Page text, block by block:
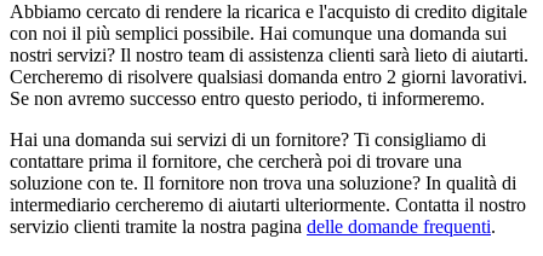
Abbiamo cercato di rendere la ricarica e l'acquisto di credito digitale
con noi il più semplici possibile. Hai comunque una domanda sui
nostri servizi? Il nostro team di assistenza clienti sarà lieto di aiutarti.
Cercheremo di risolvere qualsiasi domanda entro 2 giorni lavorativi.
Se non avremo successo entro questo periodo, ti informeremo.
Hai una domanda sui servizi di un fornitore? Ti consigliamo di
contattare prima il fornitore, che cercherà poi di trovare una
soluzione con te. Il fornitore non trova una soluzione? In qualità di
intermediario cercheremo di aiutarti ulteriormente. Contatta il nostro
servizio clienti tramite la nostra pagina delle domande frequenti.